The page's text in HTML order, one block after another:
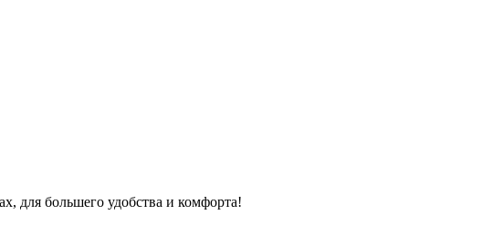
для большего удобства и комфорта!